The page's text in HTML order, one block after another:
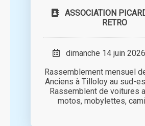
ASSOCIATION
RETRO
dimanche 14 juin
Rassemblement mensuel
Anciens à Tilloloy au sud-
Rassemblent de voitures
motos, mobylettes,